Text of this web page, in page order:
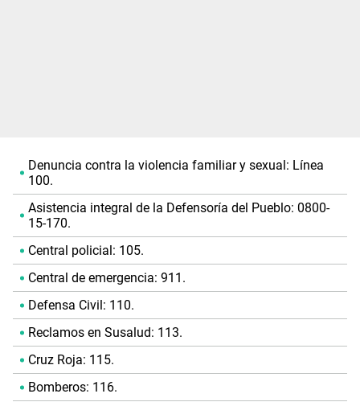
Denuncia contra la violencia familiar y sexual: Línea
100.
Asistencia integral de la Defensoría del Pueblo: 0800-
15-170.
Central policial: 105.
Central de emergencia: 911.
Defensa Civil: 110.
Reclamos en Susalud: 113.
Cruz Roja: 115.
Bomberos: 116.